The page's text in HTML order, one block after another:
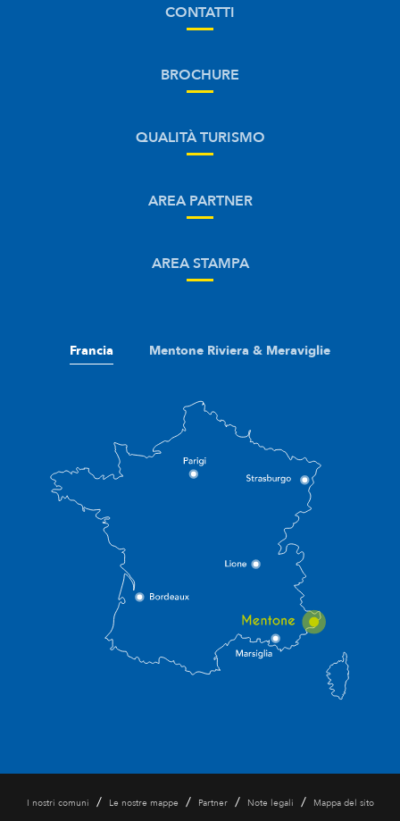
CONTATTI
BROCHURE
QUALITÀ TURISMO
AREA PARTNER
AREA STAMPA
Francia Mentone Riviera & Meraviglie
I nostri comuni / Le nostre mappe / Partner / Note legali / Mappa del sito